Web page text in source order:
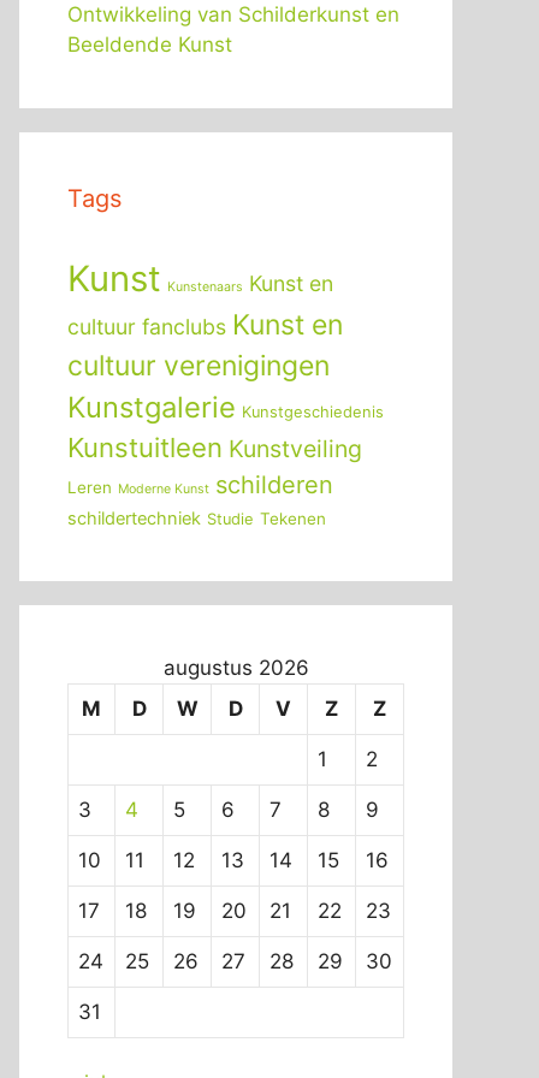
Ontwikkeling van Schilderkunst en
Beeldende Kunst
Tags
Kunst Kunstenaars Kunst en
cultuur fanclubs Kunst en
cultuur verenigingen
Kunstgalerie Kunstgeschiedenis
Kunstuitleen Kunstveiling
Leren Moderne Kunst schilderen
schildertechniek Studie Tekenen
augustus 2026
M
D W D V Z Z
1 2
3 4 5 6 7 8 9
10 11 12 13 14 15 16
17 18 19 20 21 22 23
24 25 26 27 28 29 30
31